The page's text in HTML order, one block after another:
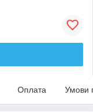
Оплата Умови